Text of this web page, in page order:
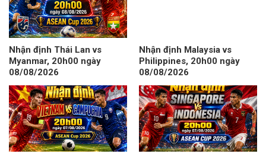
Nhận định Thái Lan vs
Myanmar, 20h00 ngày
08/08/2026
Nhận định Malaysia vs
Philippines, 20h00 ngày
08/08/2026